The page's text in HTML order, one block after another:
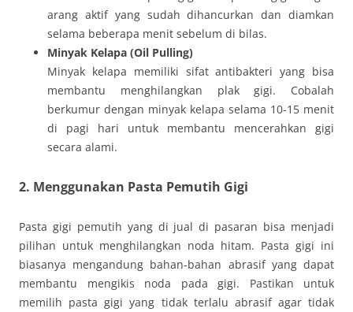
arang aktif yang sudah dihancurkan dan diamkan
selama beberapa menit sebelum di bilas.
Minyak Kelapa (Oil Pulling)
Minyak kelapa memiliki sifat antibakteri yang bisa
membantu menghilangkan plak gigi. Cobalah
berkumur dengan minyak kelapa selama 10-15 menit
di pagi hari untuk membantu mencerahkan gigi
secara alami.
2. Menggunakan Pasta Pemutih Gigi
Pasta gigi pemutih yang di jual di pasaran bisa menjadi
pilihan untuk menghilangkan noda hitam. Pasta gigi ini
biasanya mengandung bahan-bahan abrasif yang dapat
membantu mengikis noda pada gigi. Pastikan untuk
memilih pasta gigi yang tidak terlalu abrasif agar tidak